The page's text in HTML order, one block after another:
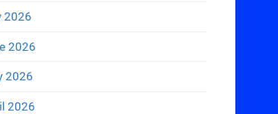
2026
2026
2026
2026